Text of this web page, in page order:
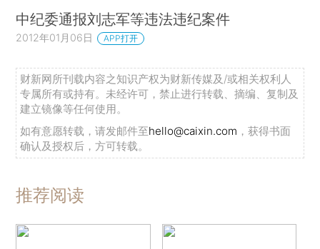
中纪委通报刘志军等违法违纪案件
2012年01月06日 APP打开
财新网所刊载内容之知识产权为财新传媒及/或相关权利人
专属所有或持有。未经许可，禁止进行转载、摘编、复制及
建立镜像等任何使用。
如有意愿转载，请发邮件至hello@caixin.com ，获得书面
确认及授权后，方可转载。
推荐阅读